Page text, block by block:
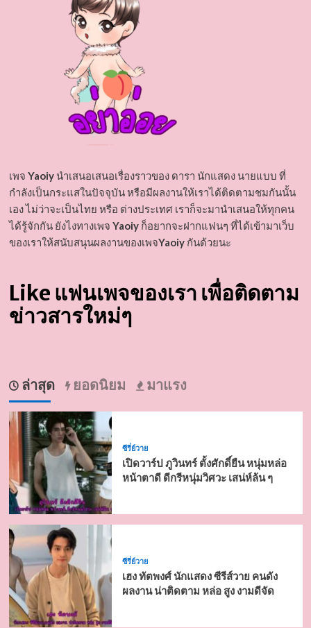
เพจ Yaoiyนำเสนอเสนอเรื่องราวของ ดารา นักแสดง นายแบบ ที่
กำลังเป็นกระแสในปัจจุบัน หรือมีผลงานให้เราได้ติดตามชมกันนั้น
เอง ไม่ว่าจะเป็นไทย หรือ ต่างประเทศ เราก็จะมานำเสนอให้ทุกคน
ได้รู้จักกัน ยังไงทางเพจ Yaoiyก็อยากจะฝากแฟนๆ ที่ได้เข้ามาเว็บ
ของเราให้สนับสนุนผลงานของเพจYaoiyกันด้วยนะ
Like แฟนเพจของเรา เพื่อติดตาม
ข่าวสารใหม่ๆ
ล่าสุด ยอดนิยม มาแรง
ซีรี่ย์วาย
เปิดวาร์ป ภูวินทร์ ตั้งศักดิ์ยืน หนุ่มหล่อ
หน้าตาดี ดีกรีหนุ่มวิศวะ เสน่ห์ล้น ๆ
ซีรี่ย์วาย
เฮง ทัตพงศ์ นักแสดง ซีรีส์วาย คนดัง
ผลงาน น่าติดตาม หล่อ สูง งามดีจัด